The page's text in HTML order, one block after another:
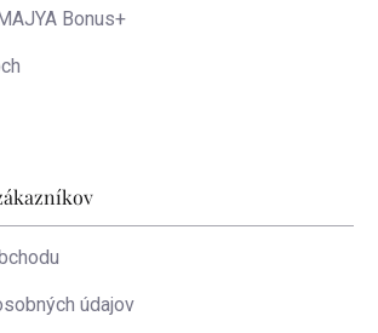
Bonus+
údajov